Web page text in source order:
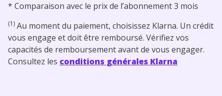
* Comparaison avec le prix de l’abonnement 3 mois
(1) Au moment du paiement, choisissez Klarna. Un crédit
vous engage et doit être remboursé. Vérifiez vos
capacités de remboursement avant de vous engager.
Consultez les conditions générales Klarna